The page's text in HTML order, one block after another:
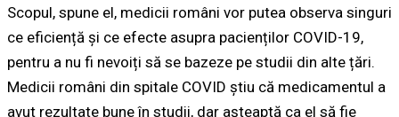
Scopul, spune el, medicii români vor putea observa singuri
ce eficiență și ce efecte asupra pacienților COVID-19,
pentru a nu fi nevoiți să se bazeze pe studii din alte țări.
Medicii români din spitale COVID știu că medicamentul a
avut rezultate bune în studii, dar așteaptă ca el să fie